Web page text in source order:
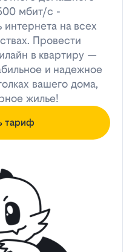
мбит/с -
интернета на всех
Провести
в квартиру —
и надежное
вашего дома,
жилье!
тариф